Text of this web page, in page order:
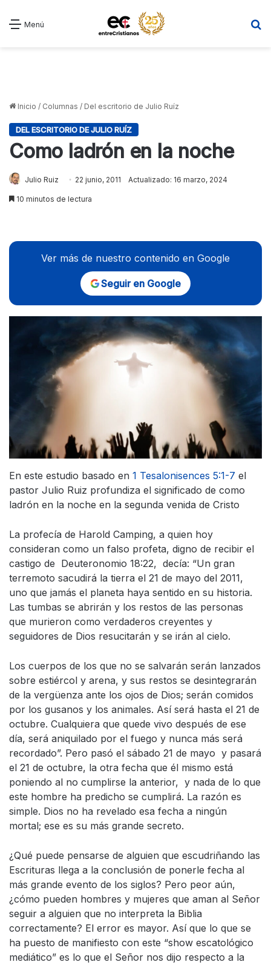
Menú
Inicio / Columnas / Del escritorio de Julio Ruíz
DEL ESCRITORIO DE JULIO RUÍZ
Como ladrón en la noche
Julio Ruiz 22 junio, 2011 Actualizado: 16 marzo, 2024
10 minutos de lectura
Ver más de nuestro contenido en Google
Seguir en Google
En este estudio basado en 1 Tesalonisences 5:1-7 el
pastor Julio Ruiz profundiza el significado de como
ladrón en la noche en la segunda venida de Cristo
La profecía de Harold Camping, a quien hoy
consideran como un falso profeta, digno de recibir el
castigo de Deuteronomio 18:22, decía: “Un gran
terremoto sacudirá la tierra el 21 de mayo del 2011,
uno que jamás el planeta haya sentido en su historia.
Las tumbas se abrirán y los restos de las personas
que murieron como verdaderos creyentes y
seguidores de Dios resucitarán y se irán al cielo.
Los cuerpos de los que no se salvarán serán lanzados
sobre estiércol y arena, y sus restos se desintegrarán
de la vergüenza ante los ojos de Dios; serán comidos
por los gusanos y los animales. Así será hasta el 21 de
octubre. Cualquiera que quede vivo después de ese
día, será aniquilado por el fuego y nunca más será
recordado”. Pero pasó el sábado 21 de mayo y pasará
el 21 de octubre, la otra fecha que él mismo está
poniendo al no cumplirse la anterior, y nada de lo que
este hombre ha predicho se cumplirá. La razón es
simple. Dios no ha revelado esa fecha a ningún
mortal; ese es su más grande secreto.
¿Qué puede pensarse de alguien que escudriñando las
Escrituras llega a la conclusión de ponerle fecha al
más grande evento de los siglos? Pero peor aún,
¿cómo pueden hombres y mujeres que aman al Señor
seguir a alguien que no interpreta la Biblia
correctamente? El error es mayor. Así que lo que se
ha puesto de manifiesto con este “show escatológico
mediático” es lo que el Señor nos dijo respecto a la